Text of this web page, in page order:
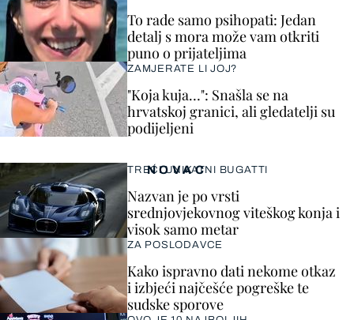
To rade samo psihopati: Jedan
detalj s mora može vam otkriti
puno o prijateljima
ZAMJERATE LI JOJ?
"Koja kuja…": Snašla se na
hrvatskoj granici, ali gledatelji su
podijeljeni
NOVAC
TREĆI UNIKATNI BUGATTI
Nazvan je po vrsti
srednjovjekovnog viteškog konja i
visok samo metar
ZA POSLODAVCE
Kako ispravno dati nekome otkaz
i izbjeći najčešće pogreške te
sudske sporove